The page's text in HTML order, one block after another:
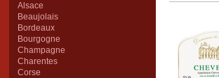
Alsace
Beaujolais
Bordeaux
Bourgogne
Champagne
Charentes
Corse